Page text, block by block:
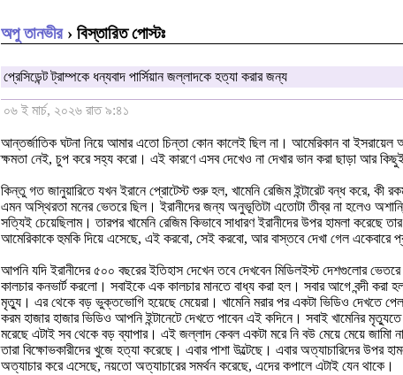
অপু তানভীর› বিস্তারিত পোস্টঃ
প্রেসিডেন্ট ট্রাম্পকে ধন্যবাদ পার্সিয়ান জল্লাদকে হত্যা করার জন্য
০৬ ই মার্চ, ২০২৬ রাত ৯:৪১
আন্তর্জাতিক ঘটনা নিয়ে আমার এতো চিন্তা কোন কালেই ছিল না। আমেরিকান বা
ক্ষমতা নেই, চুপ করে সহ্য করো। এই কারণে এসব দেখেও না দেখার ভান করা ছাড়া আর
কিন্তু গত জানুয়ারিতে যখন ইরানে প্রোটেস্ট শুরু হল, খামেনি রেজিম ইন্টারেট বন্ধ করে,
এমন অস্থিরতা মনের ভেতরে ছিল। ইরানীদের জন্য অনুভূতিটা এতোটা তীব্র না হলেও
সত্যিই চেয়েছিলাম। তারপর খামেনি রেজিম কিভাবে সাধারণ ইরানীদের উপর হামলা
আমেরিকাকে হুমকি দিয়ে এসেছে, এই করবো, সেই করবো, আর বাস্তবে দেখা গেল একেবারে
আপনি যদি ইরানীদের ৫০০ বছরের ইতিহাস দেখেন তবে দেখবেন মিডিলইস্ট দেশগুলোর
কালচার কনভার্ট করলো। সবাইকে এক কালচার মানতে বাধ্য করা হল। সবার আগে বন্দী করা
মৃত্যু। এর থেকে বড় ভুক্তভোগি হয়েছে মেয়েরা। খামেনি মরার পর একটা ভিডিও দেখতে
করম হাজার হাজার ভিডিও আপনি ইন্টানেটে দেখতে পাবেন এই কদিনে। সবাই খামেনির
মরেছে এটাই সব থেকে বড় ব্যাপার। এই জল্লাদ কেবল একটা মরে নি বউ মেয়ে মেয়ে জামাি
তারা বিক্ষোভকারীদের খুজে হত্যা করেছে। এবার পাশা উল্টেছে। এবার অত্যাচারিদের
অত্যাচার করে এসেছে, নয়তো অত্যাচারের সমর্থন করেছে, এদের কপালে এটাই যেন থাকে।